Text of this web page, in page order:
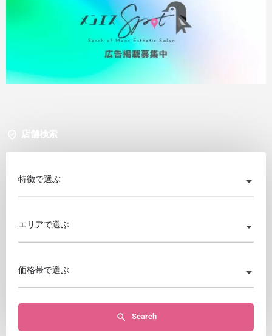
店舗検索
特徴で選ぶ
エリアで選ぶ
価格帯で選ぶ
Search